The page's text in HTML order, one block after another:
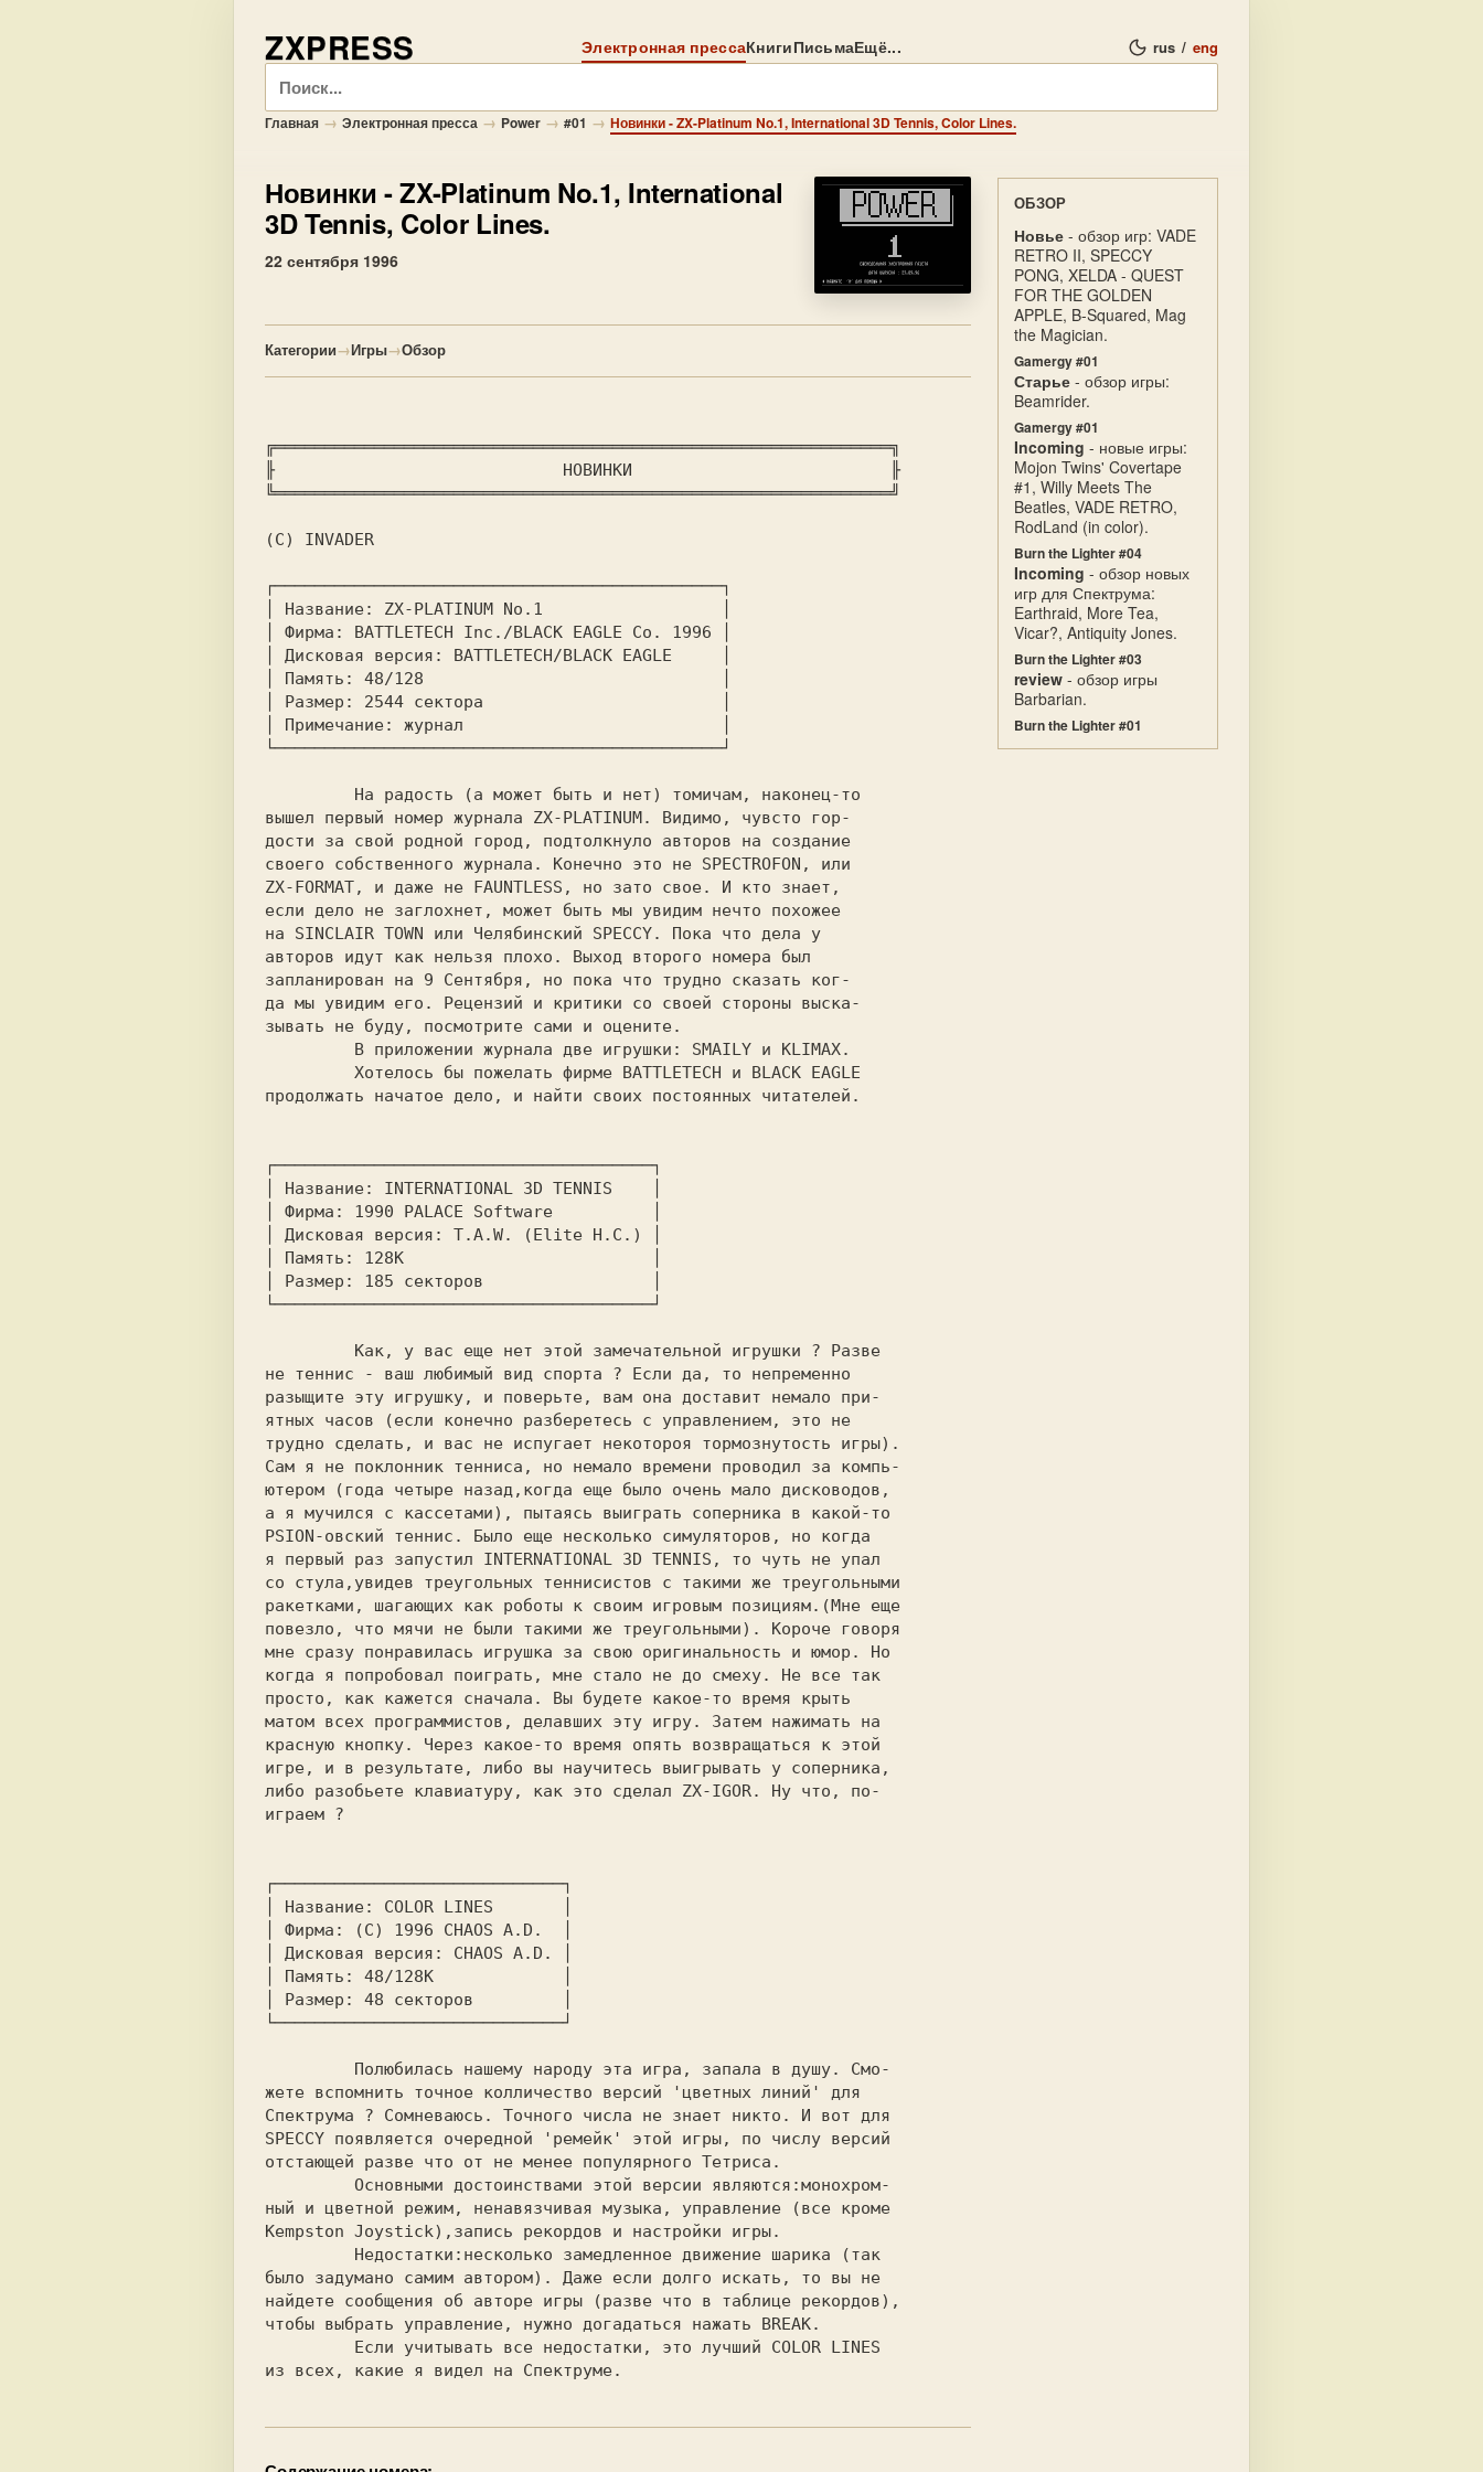
ZXPRESS Электронная прессаКнигиПисьмаЕщё... rus / eng
Поиск
Главная → Электронная пресса → Power → #01 → Новинки - ZX-Platinum No.1, International 3D Tennis, Color Lines.
Новинки - ZX-Platinum No.1, International
3D Tennis, Color Lines.
22 сентября 1996
Категории→Игры→Обзор
╔══════════════════════════════════════════════════════════════╗
╟                             НОВИНКИ                          ╟
╚══════════════════════════════════════════════════════════════╝
(C) INVADER
┌─────────────────────────────────────────────┐
│ Название: ZX-PLATINUM No.1                  │
│ Фирма: BATTLETECH Inc./BLACK EAGLE Co. 1996 │
│ Дисковая версия: BATTLETECH/BLACK EAGLE     │
│ Память: 48/128                              │
│ Размер: 2544 сектора			      │
│ Примечание: журнал			      │
└─────────────────────────────────────────────┘
вышел первый номер журнала ZX-PLATINUM. Видимо, чувсто гор-
дости за свой родной город, подтолкнуло авторов на создание
своего собственного журнала. Конечно это не SPECTROFON, или
ZX-FORMAT, и даже не FAUNTLESS, но зато свое. И кто знает,
если дело не заглохнет, может быть мы увидим нечто похожее
на SINCLAIR TOWN или Челябинский SPECCY. Пока что дела у
авторов идут как нельзя плохо. Выход второго номера был
запланирован на 9 Сентября, но пока что трудно сказать ког-
да мы увидим его. Рецензий и критики со своей стороны выска-
зывать не буду, посмотрите сами и оцените.
продолжать начатое дело, и найти своих постоянных читателей.
┌──────────────────────────────────────┐
│ Название: INTERNATIONAL 3D TENNIS    │
│ Фирма: 1990 PALACE Software          │
│ Дисковая версия: T.A.W. (Elite H.C.) │
│ Память: 128K                         │
│ Размер: 185 секторов                 │
└──────────────────────────────────────┘
не теннис - ваш любимый вид спорта ? Если да, то непременно
разыщите эту игрушку, и поверьте, вам она доставит немало при-
ятных часов (если конечно разберетесь с управлением, это не
трудно сделать, и вас не испугает некотороя тормознутость игры).
Сам я не поклонник тенниса, но немало времени проводил за компь-
ютером (года четыре назад,когда еще было очень мало дисководов,
а я мучился с кассетами), пытаясь выиграть соперника в какой-то
PSION-овский теннис. Было еще несколько симуляторов, но когда
я первый раз запустил INTERNATIONAL 3D TENNIS, то чуть не упал
со стула,увидев треугольных теннисистов с такими же треугольными
ракетками, шагающих как роботы к своим игровым позициям.(Мне еще
повезло, что мячи не были такими же треугольными). Короче говоря
мне сразу понравилась игрушка за свою оригинальность и юмор. Но
когда я попробовал поиграть, мне стало не до смеху. Не все так
просто, как кажется сначала. Вы будете какое-то время крыть
матом всех программистов, делавших эту игру. Затем нажимать на
красную кнопку. Через какое-то время опять возвращаться к этой
игре, и в результате, либо вы научитесь выигрывать у соперника,
либо разобьете клавиатуру, как это сделал ZX-IGOR. Ну что, по-
играем ?
┌─────────────────────────────┐
│ Название: COLOR LINES       │
│ Фирма: (C) 1996 CHAOS A.D.  │
│ Дисковая версия: CHAOS A.D. │
│ Память: 48/128K             │
│ Размер: 48 секторов         │
└─────────────────────────────┘
жете вспомнить точное колличество версий 'цветных линий' для
Спектрума ? Сомневаюсь. Точного числа не знает никто. И вот для
SPECCY появляется очередной 'ремейк' этой игры, по числу версий
отстающей разве что от не менее популярного Тетриса.
ный и цветной режим, ненавязчивая музыка, управление (все кроме
Kempston Joystick),запись рекордов и настройки игры.
было задумано самим автором). Даже если долго искать, то вы не
найдете сообщения об авторе игры (разве что в таблице рекордов),
чтобы выбрать управление, нужно догадаться нажать BREAK.
ОБЗОР
Новье - обзор игр: VADE
RETRO II, SPECCY
PONG, XELDA - QUEST
FOR THE GOLDEN
APPLE, B-Squared, Mag
the Magician.
Gamergy #01
Старье - обзор игры:
Beamrider.
Gamergy #01
Incoming - новые игры:
Mojon Twins' Covertape
#1, Willy Meets The
Beatles, VADE RETRO,
RodLand (in color).
Burn the Lighter #04
Incoming - обзор новых
игр для Спектрума:
Earthraid, More Tea,
Vicar?, Antiquity Jones.
Burn the Lighter #03
review - обзор игры
Barbarian.
Burn the Lighter #01